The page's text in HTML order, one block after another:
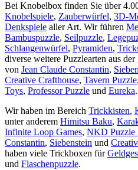
Bei Knobelbox finden Sie über
Knobelspiele, Zauberwürfel, 3D-
Denkspiele aller Art. Wir führen
Bambuspuzzle, Seilpuzzle,
Schlangenwürfel, Pyramiden,
diverse weitere Puzzlearten aus
von Jean Claude Constantin,
Creative Crafthouse, Tavern Puzzle,
Toys, Professor Puzzle und Eureka.
Wir haben im Bereich Trickkisten,
unter anderem Himitsu Baku,
Infinite Loop Games, NKD Puzzle
Constantin, Siebenstein und
haben viele Trickboxen für
und Flaschenpuzzle.